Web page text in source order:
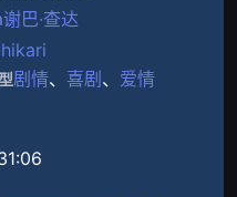
谢巴·查达
剧情、 喜剧 、 爱情